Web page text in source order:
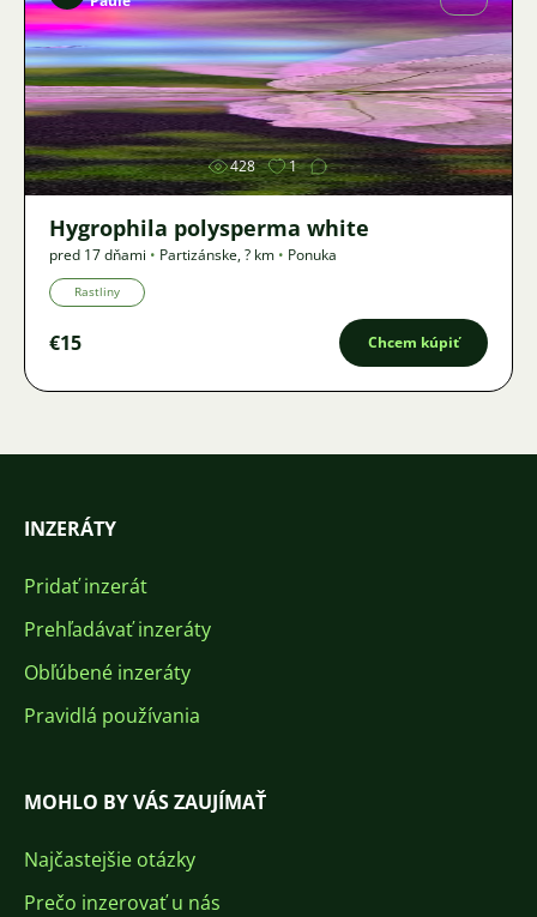
Obrázok
428 1
Hygrophila polysperma white
pred 17 dňami • Partizánske,? km • Ponuka
Rastliny
€15 Chcem kúpiť
INZERÁTY
Pridať inzerát
Prehľadávať inzeráty
Obľúbené inzeráty
Pravidlá používania
MOHLO BY VÁS ZAUJÍMAŤ
Najčastejšie otázky
Prečo inzerovať u nás